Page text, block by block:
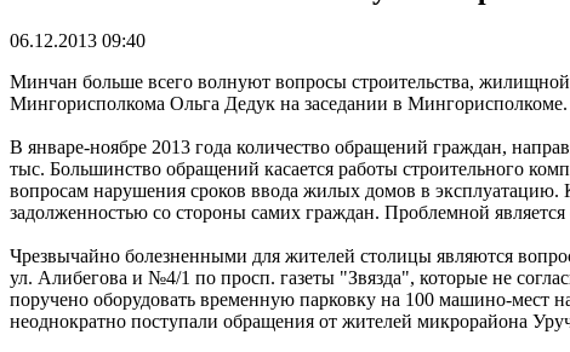
06.12.2013 09:40
Минчан больше всего волнуют вопросы строительства,
Мингорисполкома Ольга Дедук на заседании в Мингорисполкоме.
В январе-ноябре 2013 года количество обращений граждан,
тыс. Большинство обращений касается работы строительного
вопросам нарушения сроков ввода жилых домов в
задолженностью со стороны самих граждан. Проблемной
Чрезвычайно болезненными для жителей столицы являются
ул. Алибегова и №4/1 по просп. газеты "Звязда", которые не
поручено оборудовать временную парковку на 100 машино-мест
неоднократно поступали обращения от жителей микрорайона